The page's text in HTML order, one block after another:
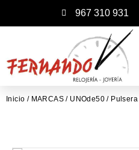
967 310 931
Inicio / MARCAS /UNOde50 / Pulsera